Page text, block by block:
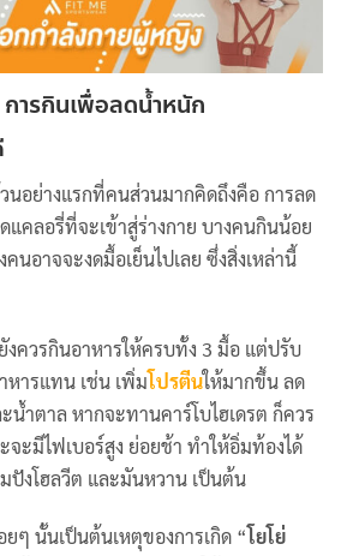
ารกินเพื่อลดน้ำหนัก
นอย่างแรกที่คนส่วนมากคิดถึงคือ การลด
แคลอรี่ที่จะเข้าสู่ร่างกาย บางคนกินน้อย
นอาจจะงดมื้อเย็นไปเลย ซึ่งสิ่งเหล่านี้
งควรกินอาหารให้ครบทั้ง 3 มื้อ แต่ปรับ
หารแทน เช่น เพิ่มโปรตีนให้มากขึ้น ลด
ำตาล หากจะทานคาร์โบไฮเดรต ก็ควร
จะมีไฟเบอร์สูง ย่อยช้า ทำให้อิ่มท้องได้
ปังโฮลวีต และมันหวาน เป็นต้น
ๆ นั้นเป็นต้นเหตุของการเกิด “โยโย่